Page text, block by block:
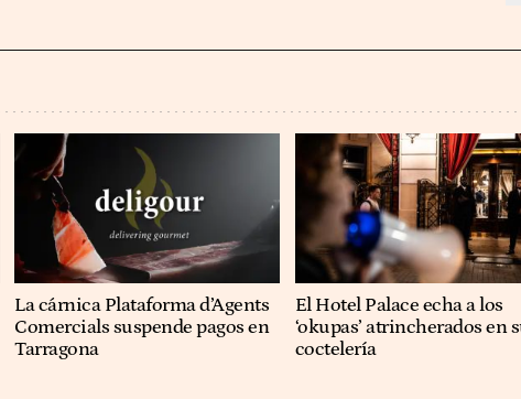
La cárnica Plataforma d’Agents
Comercials suspende pagos en
Tarragona
El Hotel Palace echa a los
‘okupas’ atrincherados en
coctelería